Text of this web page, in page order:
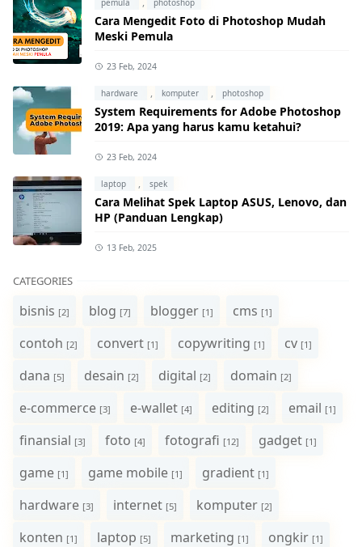
Cara Mengedit Foto di Photoshop Mudah
Meski Pemula
23 Feb, 2024
hardware , komputer , photoshop
System Requirements for Adobe Photoshop
2019: Apa yang harus kamu ketahui?
23 Feb, 2024
laptop , spek
Cara Melihat Spek Laptop ASUS, Lenovo, dan
HP (Panduan Lengkap)
13 Feb, 2025
CATEGORIES
bisnis [2] blog [7] blogger [1] cms [1]
contoh [2] convert [1] copywriting [1] cv [1]
dana [5] desain [2] digital [2] domain [2]
e-commerce [3] e-wallet [4] editing [2] email [1]
finansial [3] foto [4] fotografi [12] gadget [1]
game [1] game mobile [1] gradient [1]
hardware [3] internet [5] komputer [2]
konten [1] laptop [5] marketing [1] ongkir [1]